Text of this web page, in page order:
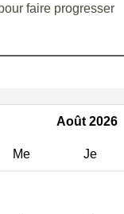
faire progresser
Août 2026
Me Je